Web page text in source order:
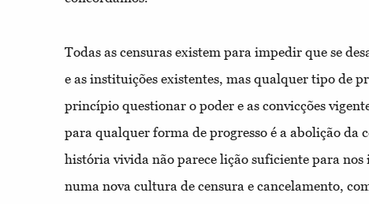
Todas as censuras existem para impedir que se
e as instituições existentes, mas qualquer tipo de
princípio questionar o poder e as convicções
para qualquer forma de progresso é a abolição da
história vivida não parece lição suficiente para
numa nova cultura de censura e cancelamento,